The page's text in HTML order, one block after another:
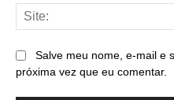
Salve meu nome, e-mail e
próxima vez que eu comentar.